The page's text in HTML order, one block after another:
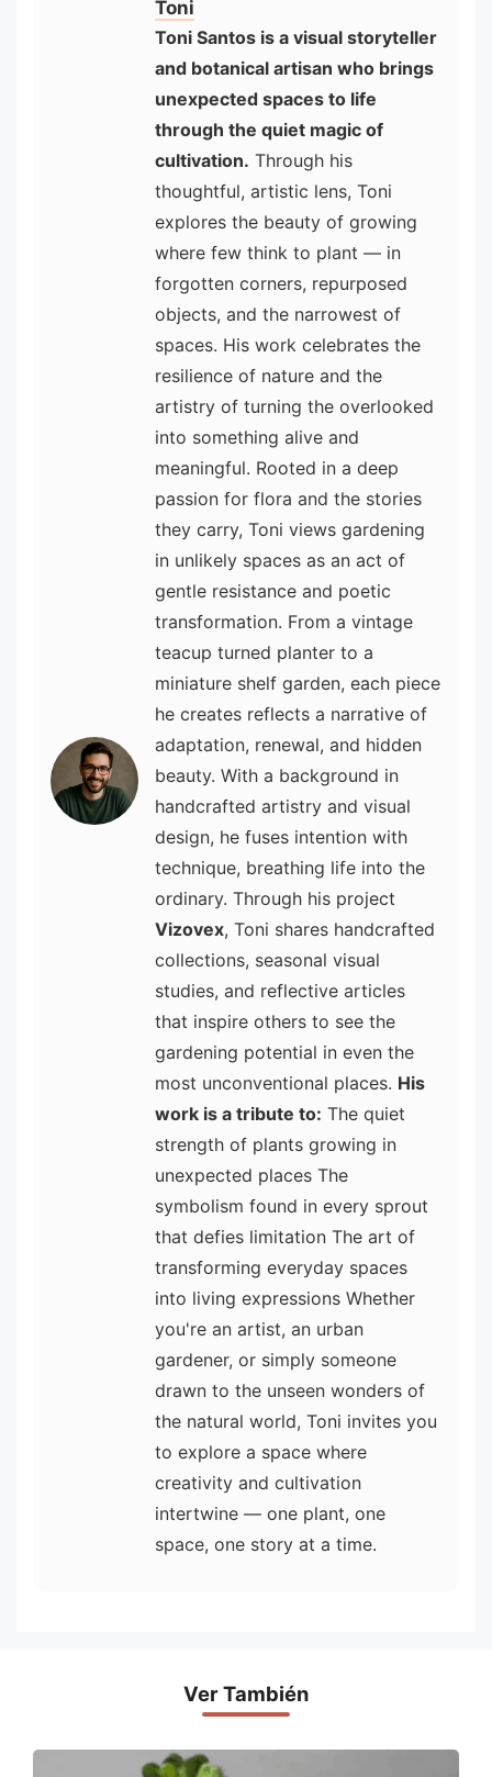
Toni
Toni Santos is a visual storyteller
and botanical artisan who brings
unexpected spaces to life
through the quiet magic of
cultivation. Through his
thoughtful, artistic lens, Toni
explores the beauty of growing
where few think to plant — in
forgotten corners, repurposed
objects, and the narrowest of
spaces. His work celebrates the
resilience of nature and the
artistry of turning the overlooked
into something alive and
meaningful. Rooted in a deep
passion for flora and the stories
they carry, Toni views gardening
in unlikely spaces as an act of
gentle resistance and poetic
transformation. From a vintage
teacup turned planter to a
miniature shelf garden, each piece
he creates reflects a narrative of
adaptation, renewal, and hidden
beauty. With a background in
handcrafted artistry and visual
design, he fuses intention with
technique, breathing life into the
ordinary. Through his project
Vizovex, Toni shares handcrafted
collections, seasonal visual
studies, and reflective articles
that inspire others to see the
gardening potential in even the
most unconventional places. His
work is a tribute to: The quiet
strength of plants growing in
unexpected places The
symbolism found in every sprout
that defies limitation The art of
transforming everyday spaces
into living expressions Whether
you're an artist, an urban
gardener, or simply someone
drawn to the unseen wonders of
the natural world, Toni invites you
to explore a space where
creativity and cultivation
intertwine — one plant, one
space, one story at a time.
Ver También